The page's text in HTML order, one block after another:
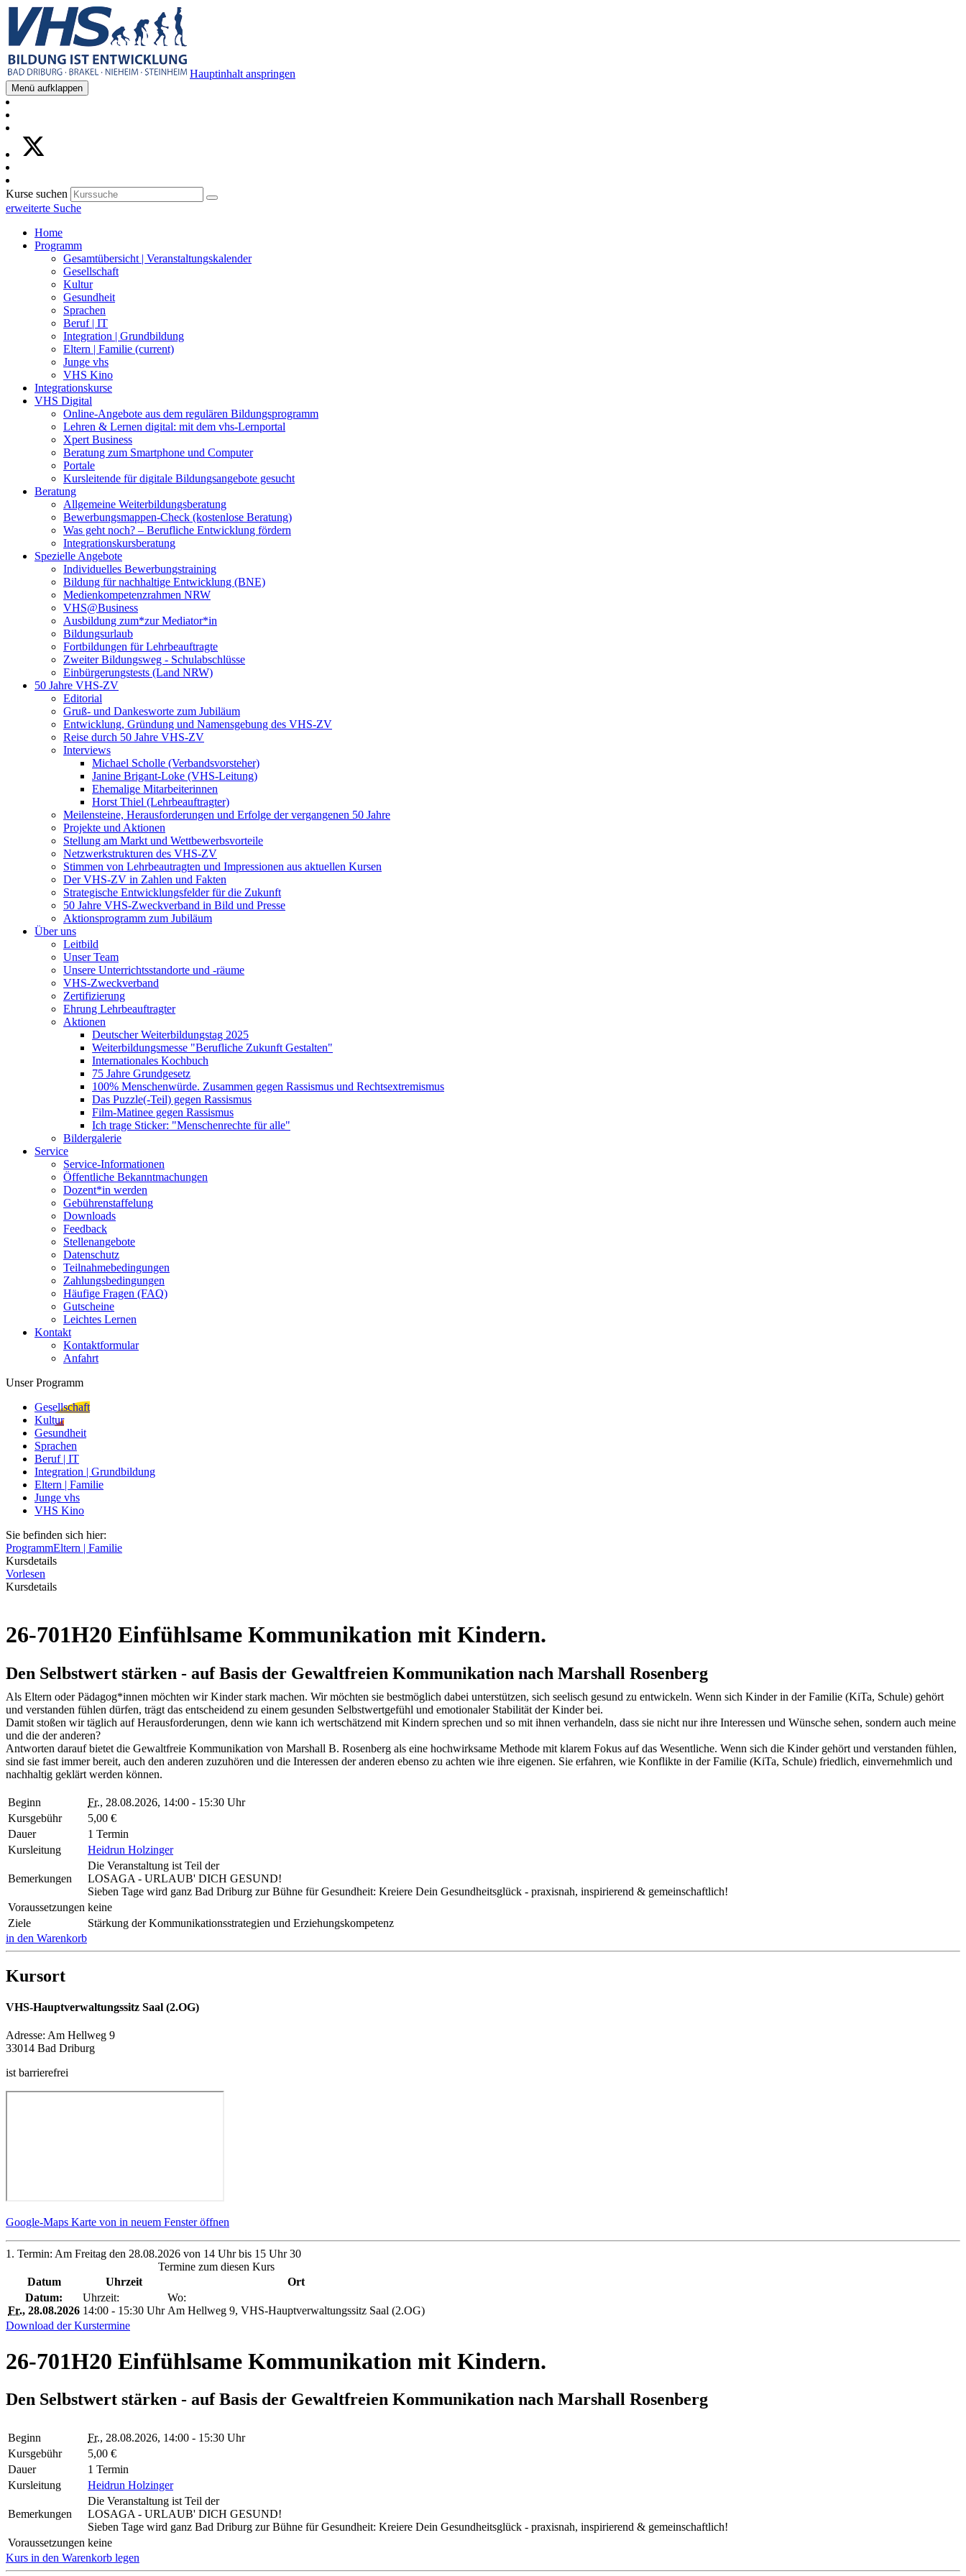
Hauptinhalt anspringen
Menü aufklappen
Kurse suchen
erweiterte Suche
Home
Programm
Gesamtübersicht | Veranstaltungskalender
Gesellschaft
Kultur
Gesundheit
Sprachen
Beruf | IT
Integration | Grundbildung
Eltern | Familie (current)
Junge vhs
VHS Kino
Integrationskurse
VHS Digital
Online-Angebote aus dem regulären Bildungsprogramm
Lehren & Lernen digital: mit dem vhs-Lernportal
Xpert Business
Beratung zum Smartphone und Computer
Portale
Kursleitende für digitale Bildungsangebote gesucht
Beratung
Allgemeine Weiterbildungsberatung
Bewerbungsmappen-Check (kostenlose Beratung)
Was geht noch? – Berufliche Entwicklung fördern
Integrationskursberatung
Spezielle Angebote
Individuelles Bewerbungstraining
Bildung für nachhaltige Entwicklung (BNE)
Medienkompetenzrahmen NRW
VHS@Business
Ausbildung zum*zur Mediator*in
Bildungsurlaub
Fortbildungen für Lehrbeauftragte
Zweiter Bildungsweg - Schulabschlüsse
Einbürgerungstests (Land NRW)
50 Jahre VHS-ZV
Editorial
Gruß- und Dankesworte zum Jubiläum
Entwicklung, Gründung und Namensgebung des VHS-ZV
Reise durch 50 Jahre VHS-ZV
Interviews
Michael Scholle (Verbandsvorsteher)
Janine Brigant-Loke (VHS-Leitung)
Ehemalige Mitarbeiterinnen
Horst Thiel (Lehrbeauftragter)
Meilensteine, Herausforderungen und Erfolge der vergangenen 50 Jahre
Projekte und Aktionen
Stellung am Markt und Wettbewerbsvorteile
Netzwerkstrukturen des VHS-ZV
Stimmen von Lehrbeautragten und Impressionen aus aktuellen Kursen
Der VHS-ZV in Zahlen und Fakten
Strategische Entwicklungsfelder für die Zukunft
50 Jahre VHS-Zweckverband in Bild und Presse
Aktionsprogramm zum Jubiläum
Über uns
Leitbild
Unser Team
Unsere Unterrichtsstandorte und -räume
VHS-Zweckverband
Zertifizierung
Ehrung Lehrbeauftragter
Aktionen
Deutscher Weiterbildungstag 2025
Weiterbildungsmesse "Berufliche Zukunft Gestalten"
Internationales Kochbuch
75 Jahre Grundgesetz
100% Menschenwürde. Zusammen gegen Rassismus und Rechtsextremismus
Das Puzzle(-Teil) gegen Rassismus
Film-Matinee gegen Rassismus
Ich trage Sticker: "Menschenrechte für alle"
Bildergalerie
Service
Service-Informationen
Öffentliche Bekanntmachungen
Dozent*in werden
Gebührenstaffelung
Downloads
Feedback
Stellenangebote
Datenschutz
Teilnahmebedingungen
Zahlungsbedingungen
Häufige Fragen (FAQ)
Gutscheine
Leichtes Lernen
Kontakt
Kontaktformular
Anfahrt
Unser Programm
Gesellschaft
Kultur
Gesundheit
Sprachen
Beruf | IT
Integration | Grundbildung
Eltern | Familie
Junge vhs
VHS Kino
Sie befinden sich hier:
ProgrammEltern | Familie
Kursdetails
Vorlesen
Kursdetails
26-701H20 Einfühlsame Kommunikation mit Kindern.
Den Selbstwert stärken - auf Basis der Gewaltfreien Kommunikation nach Marshall Rosenberg
Als Eltern oder Pädagog*innen möchten wir Kinder stark machen. Wir möchten sie bestmöglich dabei unterstützen, sich seelisch gesund zu entwickeln. Wenn sich Kinder in der Familie (KiTa, Schule) gehört
und verstanden fühlen dürfen, trägt das entscheidend zu einem gesunden Selbstwertgefühl und emotionaler Stabilität der Kinder bei.
Damit stoßen wir täglich auf Herausforderungen, denn wie kann ich wertschätzend mit Kindern sprechen und so mit ihnen verhandeln, dass sie nicht nur ihre Interessen und Wünsche sehen, sondern auch meine
und die der anderen?
Antworten darauf bietet die Gewaltfreie Kommunikation von Marshall B. Rosenberg als eine hochwirksame Methode mit klarem Fokus auf das Wesentliche. Wenn sich die Kinder gehört und verstanden fühlen,
sind sie fast immer bereit, auch den anderen zuzuhören und die Interessen der anderen ebenso zu achten wie ihre eigenen. Sie erfahren, wie Konflikte in der Familie (KiTa, Schule) friedlich, einvernehmlich und
nachhaltig geklärt werden können.
Beginn Fr., 28.08.2026, 14:00 - 15:30 Uhr
Kursgebühr
5,00 €
Dauer
1 Termin
Kursleitung
Heidrun Holzinger
Bemerkungen
Die Veranstaltung ist Teil der
LOSAGA - URLAUB' DICH GESUND!
Sieben Tage wird ganz Bad Driburg zur Bühne für Gesundheit: Kreiere Dein Gesundheitsglück - praxisnah, inspirierend & gemeinschaftlich!
Voraussetzungen keine
Ziele
Stärkung der Kommunikationsstrategien und Erziehungskompetenz
in den Warenkorb
Kursort
VHS-Hauptverwaltungssitz Saal (2.OG)
Adresse: Am Hellweg 9
33014 Bad Driburg
ist barrierefrei
Google-Maps Karte von in neuem Fenster öffnen
1. Termin: Am Freitag den 28.08.2026 von 14 Uhr bis 15 Uhr 30
Termine zum diesen Kurs
Datum
Uhrzeit
Ort
Datum:
Fr., 28.08.2026
Uhrzeit:
14:00 - 15:30 Uhr
Wo:
Am Hellweg 9, VHS-Hauptverwaltungssitz Saal (2.OG)
Download der Kurstermine
26-701H20 Einfühlsame Kommunikation mit Kindern.
Den Selbstwert stärken - auf Basis der Gewaltfreien Kommunikation nach Marshall Rosenberg
Beginn Fr., 28.08.2026, 14:00 - 15:30 Uhr
Kursgebühr
5,00 €
Dauer
1 Termin
Kursleitung
Heidrun Holzinger
Bemerkungen
Die Veranstaltung ist Teil der
LOSAGA - URLAUB' DICH GESUND!
Sieben Tage wird ganz Bad Driburg zur Bühne für Gesundheit: Kreiere Dein Gesundheitsglück - praxisnah, inspirierend & gemeinschaftlich!
Voraussetzungen keine
Kurs in den Warenkorb legen